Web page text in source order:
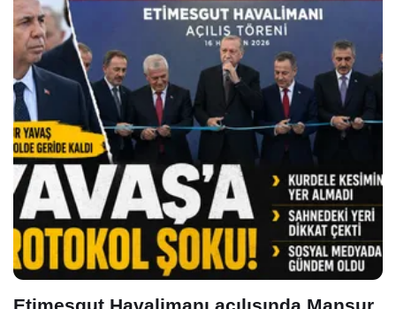
Etimesgut Havalimanı açılışında Mansur